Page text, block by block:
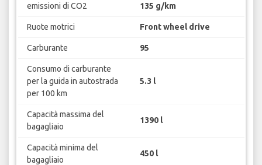
emissioni di CO2 135 g/km
Ruote motrici Front wheel drive
Carburante 95
Consumo di carburante
per la guida in autostrada
per 100 km
5.3 l
Capacità massima del
bagagliaio
1390 l
Capacità minima del
bagagliaio
450 l